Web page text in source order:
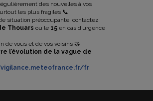
des nouvelles à vos
les plus fragiles 📞
situation préoccupante, contactez
Thouars ou le 15 en cas d’urgence
de vous et de vos voisins 🤝
l’évolution de la vague de
fr